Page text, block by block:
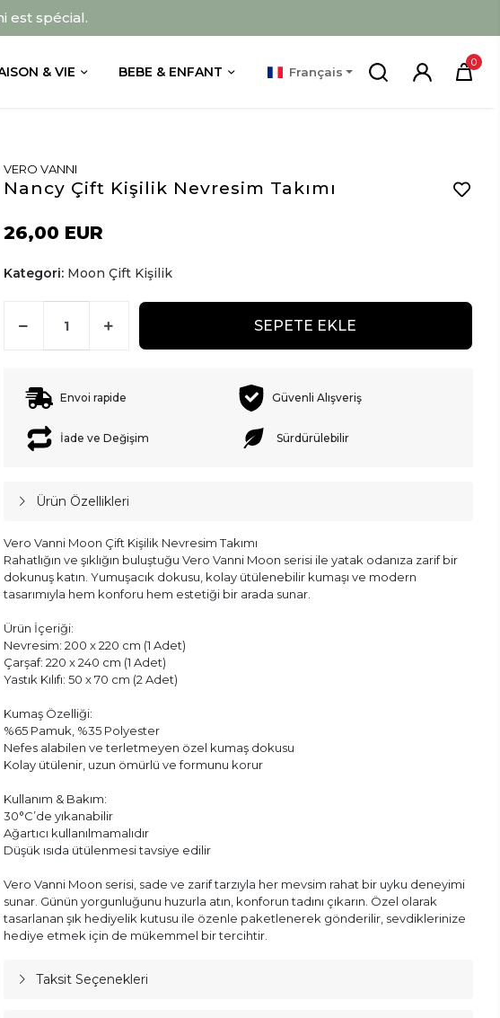
est spécial.
& VIE BEBE & ENFANT Français
0
VERO VANNI
Nancy Çift Kişilik Nevresim Takımı
26,00 EUR
Kategori: Moon Çift Kişilik
SEPETE EKLE
Envoi rapide Güvenli Alışveriş
İade ve Değişim Sürdürülebilir
Ürün Özellikleri
Vero Vanni Moon Çift Kişilik Nevresim Takımı
Rahatlığın ve şıklığın buluştuğu Vero Vanni Moon serisi ile yatak odanıza zarif bir
dokunuş katın. Yumuşacık dokusu, kolay ütülenebilir kumaşı ve modern
tasarımıyla hem konforu hem estetiği bir arada sunar.
Ürün İçeriği:
Nevresim: 200 x 220 cm (1 Adet)
Çarşaf: 220 x 240 cm (1 Adet)
Yastık Kılıfı: 50 x 70 cm (2 Adet)
Kumaş Özelliği:
%65 Pamuk, %35 Polyester
Nefes alabilen ve terletmeyen özel kumaş dokusu
Kolay ütülenir, uzun ömürlü ve formunu korur
Kullanım & Bakım:
30°C’de yıkanabilir
Ağartıcı kullanılmamalıdır
Düşük ısıda ütülenmesi tavsiye edilir
Vero Vanni Moon serisi, sade ve zarif tarzıyla her mevsim rahat bir uyku deneyimi
sunar. Günün yorgunluğunu huzurla atın, konforun tadını çıkarın. Özel olarak
tasarlanan şık hediyelik kutusu ile özenle paketlenerek gönderilir, sevdiklerinize
hediye etmek için de mükemmel bir tercihtir.
Taksit Seçenekleri